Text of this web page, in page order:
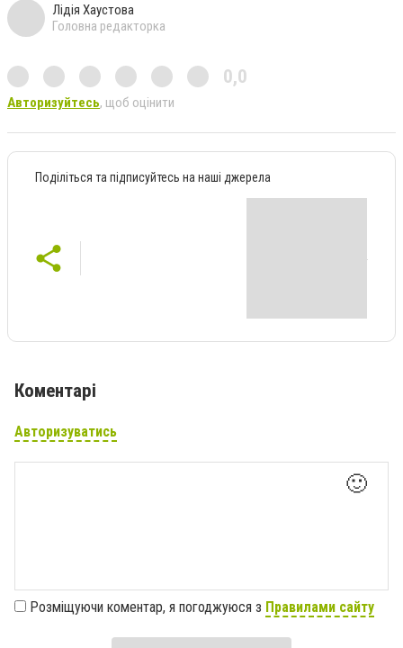
Лідія Хаустова
Головна редакторка
0,0
Авторизуйтесь, щоб оцінити
Поділіться та підписуйтесь на наші джерела
Коментарі
Авторизуватись
🙂
Розміщуючи коментар, я погоджуюся з Правилами сайту